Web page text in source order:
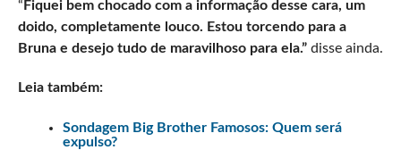
“ Fiquei bem chocado com a informação desse cara, um
doido, completamente louco. Estou torcendo para a
Bruna e desejo tudo de maravilhoso para ela.” disse ainda.
Leia também:
Sondagem Big Brother Famosos: Quem será
expulso?